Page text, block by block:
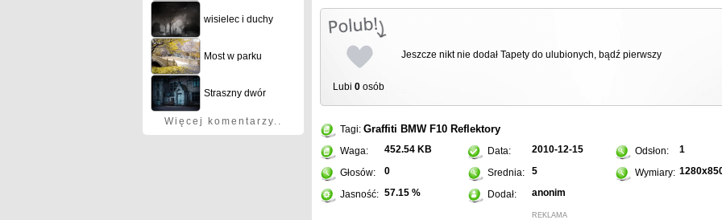
wisielec i duchy
Most w parku
Straszny dwór
Więcej komentarzy..
Lubi 0 osób
Jeszcze nikt nie dodał Tapety do ulubionych, bądź pierwszy
Tagi: Graffiti BMW F10 Reflektory
Waga: 452.54 KB Data: 2010-12-15 Odsłon: 1
Głosów: 0 Srednia: 5 Wymiary:
Jasność: 57.15 % Dodał: anonim
REKLAMA